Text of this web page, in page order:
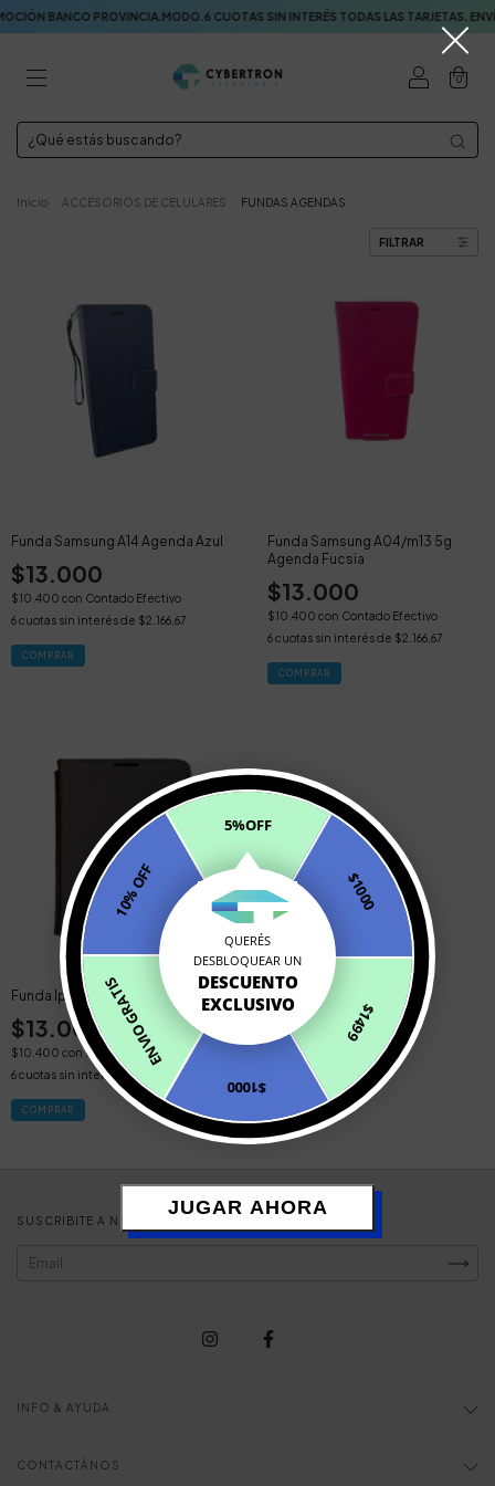
BANCO PROVINCIA.MODO.6 CUOTAS SIN INTERÉS TODAS LAS TARJETAS.
0
Inicio ACCESORIOS DE CELULARES FUNDAS AGENDAS
FILTRAR
Funda Samsung A14 Agenda Azul
$13.000
$10.400 con Contado Efectivo
6cuotas sin interés de $2.166,67
Funda Samsung A04/m13 5g
Agenda Fucsia
$13.000
$10.400 con Contado Efectivo
6 cuotas sin interés de $2.166,67
Funda Iphone 8 Agenda
$13.000
$10.400 con Contado Efectivo
6cuotas sin interés de $2.166,67
SUSCRIBITE A NUESTRO NEWSLETTER
INFO & AYUDA
CONTACTÁNOS
QUERÉS
DESBLOQUEAR UN
DESCUENTO
EXCLUSIVO
5%OFF
$1000
$1499
$1000
ENVIO GRATIS
10% OFF
JUGAR AHORA